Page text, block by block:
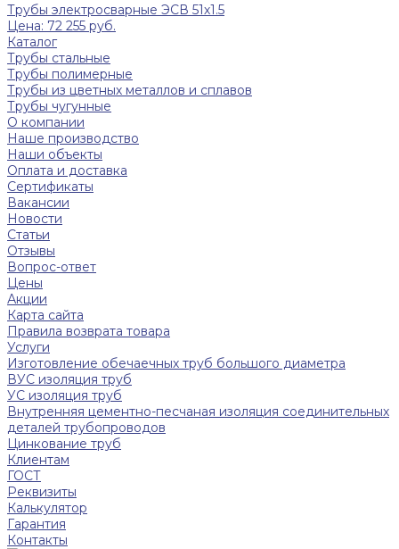
Трубы электросварные ЭСВ 51х1.5
Цена: 72 255 руб.
Каталог
Трубы стальные
Трубы полимерные
Трубы из цветных металлов и сплавов
Трубы чугунные
О компании
Наше производство
Наши объекты
Оплата и доставка
Сертификаты
Вакансии
Новости
Статьи
Отзывы
Вопрос-ответ
Цены
Акции
Карта сайта
Правила возврата товара
Услуги
Изготовление обечаечных труб большого диаметра
ВУС изоляция труб
УС изоляция труб
Внутренняя цементно-песчаная изоляция соединительных
деталей трубопроводов
Цинкование труб
Клиентам
ГОСТ
Реквизиты
Калькулятор
Гарантия
Контакты